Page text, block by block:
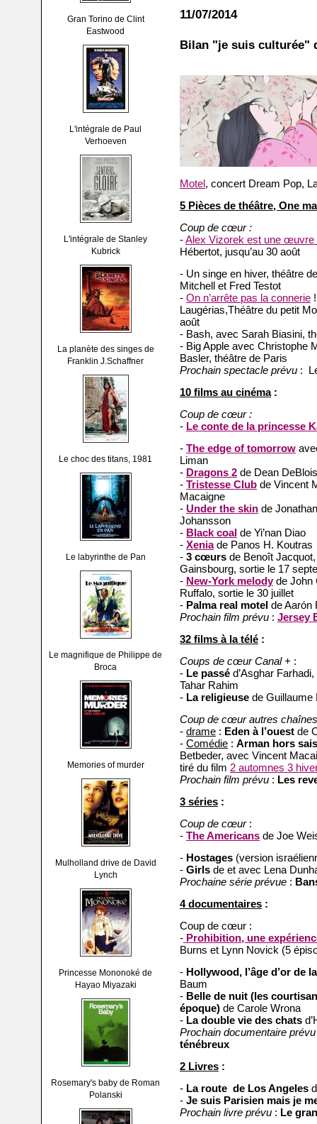
Gran Torino de Clint
Eastwood
L'intégrale de Paul
Verhoeven
L'intégrale de Stanley
Kubrick
La planète des singes de
Franklin J.Schaffner
Le choc des titans, 1981
Le labyrinthe de Pan
Le magnifique de Philippe de
Broca
Memories of murder
Mulholland drive de David
Lynch
Princesse Mononoké de
Hayao Miyazaki
Rosemary's baby de Roman
Polanski
11/07/2014
Bilan "je suis culturée"
Motel, concert Dream Pop,
5 Pièces de théâtre, One
Coup de cœur :
-Alex Vizorek est une œuvre
Hébertot, jusqu’au 30 août
- Un singe en hiver, théâtre
Mitchell et Fred Testot
- On n’arrête pas la connerie
Laugérias,Théâtre du petit
août
- Bash, avec Sarah Biasini,
- Big Apple avec Christophe
Basler, théâtre de Paris
Prochain spectacle prévu :
10 films au cinéma:
Coup de cœur :
- Le conte de la princesse
- The edge of tomorrow
Liman
- Dragons 2 de Dean DeBlois
- Tristesse Club de Vincent
Macaigne
- Under the skin de
Johansson
- Black coal de Yi’nan Diao
- Xeniade Panos H. Koutras
- 3 cœurs de Benoît
Gainsbourg, sortie le 17
- New-York melodyde John
Ruffalo, sortie le 30 juillet
- Palma real motel de Aarón
Prochain film prévu : Jersey
32 films à la télé :
Coups de cœur Canal + :
- Le passé d’Asghar
Tahar Rahim
- La religieuse de Guillaume
Coup de cœur autres chaînes
- drame : Eden à l’ouest de
- Comédie : Arman hors
Betbeder, avec Vincent
tiré du film 2 automnes 3
Prochain film prévu : Les
3 séries :
Coup de cœur:
- The Americans de Joe
- Hostages (version
- Girls de et avec Lena
Prochaine série prévue :
4 documentaires :
Coup de cœur :
- Prohibition, une
Burns et Lynn Novick (5
- Hollywood, l’âge d’or de
Baum
- Belle de nuit (les
époque) de Carole Wrona
- La double vie des chats
Prochain documentaire prévu
ténébreux
2 Livres :
- La route de Los Angeles
- Je suis Parisien mais je
Prochain livre prévu : Le